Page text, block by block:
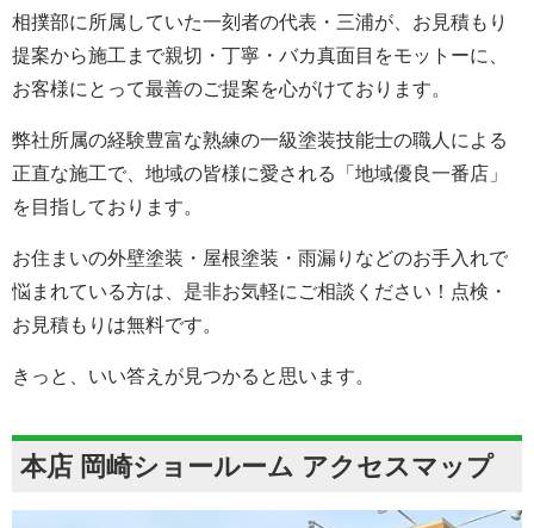
相撲部に所属していた一刻者の代表・三浦が、お見積もり
提案から施工まで親切・丁寧・バカ真面目をモットーに、
お客様にとって最善のご提案を心がけております。
弊社所属の経験豊富な熟練の一級塗装技能士の職人による
正直な施工で、地域の皆様に愛される「地域優良一番店」
を目指しております。
お住まいの外壁塗装・屋根塗装・雨漏りなどのお手入れで
悩まれている方は、是非お気軽にご相談ください！点検・
お見積もりは無料です。
きっと、いい答えが見つかると思います。
本店 岡崎ショールーム アクセスマップ